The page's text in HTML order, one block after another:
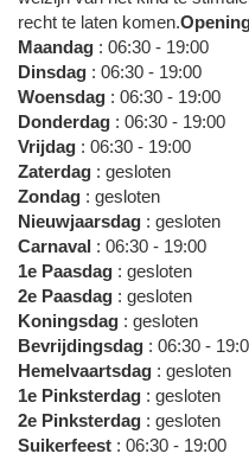
recht te laten komen.
Maandag : 06:30 - 19:00
Dinsdag : 06:30 - 19:00
Woensdag : 06:30 - 19:00
Donderdag : 06:30 - 19:00
Vrijdag : 06:30 - 19:00
Zaterdag : gesloten
Zondag : gesloten
Nieuwjaarsdag : gesloten
Carnaval : 06:30 - 19:00
1e Paasdag : gesloten
2e Paasdag : gesloten
Koningsdag : gesloten
Bevrijdingsdag : 06:30 -
Hemelvaartsdag : gesloten
1e Pinksterdag : gesloten
2e Pinksterdag : gesloten
Suikerfeest : 06:30 - 19:00